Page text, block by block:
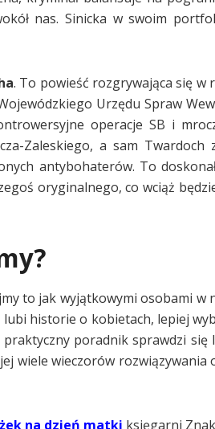
nas. Sinicka w swoim
. To powieść rozgrywająca się w
Urzędu Spraw
operacje SB i
Zaleskiego, a sam Twardoch
antybohaterów. To
oryginalnego, co wciąż
to jak wyjątkowymi osobami w
historie o kobietach, lepiej
praktyczny poradnik sprawdzi się
wiele wieczorów rozwiązywania
na dzień matki księgarni